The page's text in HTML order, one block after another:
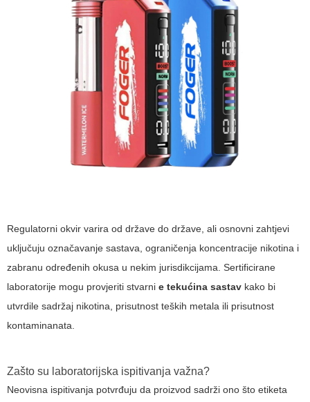
Regulatorni okvir varira od države do države, ali osnovni zahtjevi
uključuju označavanje sastava, ograničenja koncentracije nikotina i
zabranu određenih okusa u nekim jurisdikcijama. Sertificirane
laboratorije mogu provjeriti stvarni e tekućina sastav​ kako bi
utvrdile sadržaj nikotina, prisutnost teških metala ili prisutnost
kontaminanata.
Zašto su laboratorijska ispitivanja važna?
Neovisna ispitivanja potvrđuju da proizvod sadrži ono što etiketa